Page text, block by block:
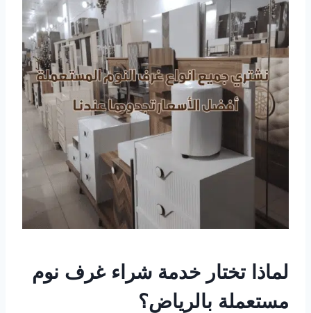
لماذا تختار خدمة شراء غرف نوم
مستعملة بالرياض؟